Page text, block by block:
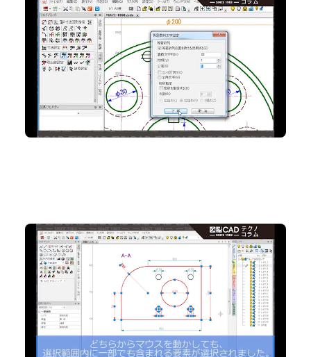
No.89 自動連番で変更箇所の数字管理がラクに！
2D CAD
No.88 マウスの動きだけで範囲選択の対象を変えて
みよう